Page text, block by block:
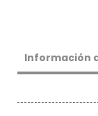
Información